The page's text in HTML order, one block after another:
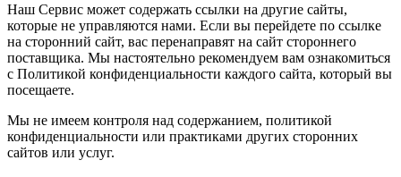
Наш Сервис может содержать ссылки на другие сайты,
которые не управляются нами. Если вы перейдете по ссылке
на сторонний сайт, вас перенаправят на сайт стороннего
поставщика. Мы настоятельно рекомендуем вам ознакомиться
с Политикой конфиденциальности каждого сайта, который вы
посещаете.
Мы не имеем контроля над содержанием, политикой
конфиденциальности или практиками других сторонних
сайтов или услуг.